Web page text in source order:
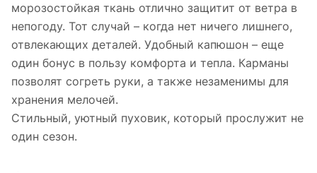
морозостойкая ткань отлично защитит от ветра в
непогоду. Тот случай – когда нет ничего лишнего,
отвлекающих деталей. Удобный капюшон – еще
один бонус в пользу комфорта и тепла. Карманы
позволят согреть руки, а также незаменимы для
хранения мелочей.
Стильный, уютный пуховик, который прослужит не
один сезон.